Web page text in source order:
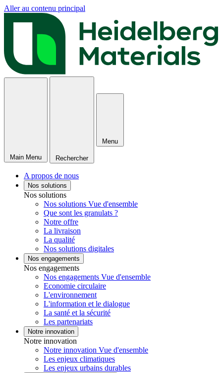
Aller au contenu principal
Main Menu Rechercher
Menu
A propos de nous
Nos solutions
Nos solutions
Nos solutions Vue d'ensemble
Que sont les granulats ?
Notre offre
La livraison
La qualité
Nos solutions digitales
Nos engagements
Nos engagements
Nos engagements Vue d'ensemble
Economie circulaire
L'environnement
L'information et le dialogue
La santé et la sécurité
Les partenariats
Notre innovation
Notre innovation
Notre innovation Vue d'ensemble
Les enjeux climatiques
Les enjeux urbains durables